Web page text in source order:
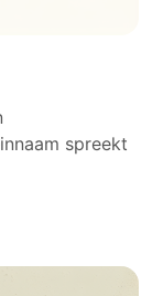
spreekt